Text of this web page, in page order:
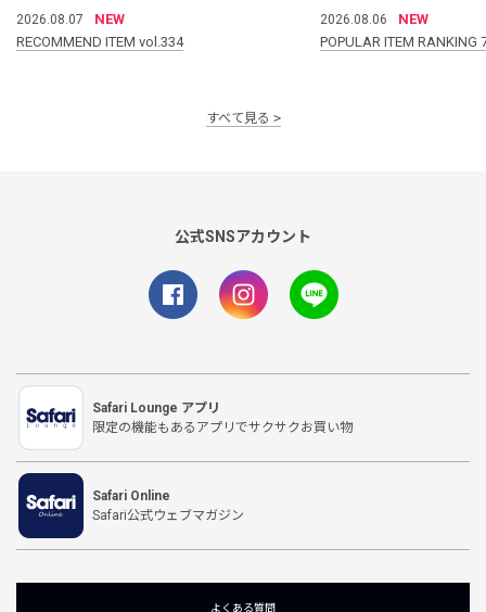
2026.08.07
NEW
RECOMMEND ITEM vol.334
2026.08.06
NEW
POPULAR ITEM
すべて見る
公式SNSアカウント
Safari Lounge アプリ
限定の機能もあるアプリでサクサクお買い物
Safari Online
Safari公式ウェブマガジン
よくある質問